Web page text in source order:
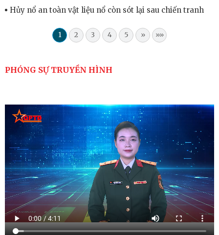
Hủy nổ an toàn vật liệu nổ còn sót lại sau chiến tranh
1 2 3 4 5 » »»
PHÓNG SỰ TRUYỀN HÌNH